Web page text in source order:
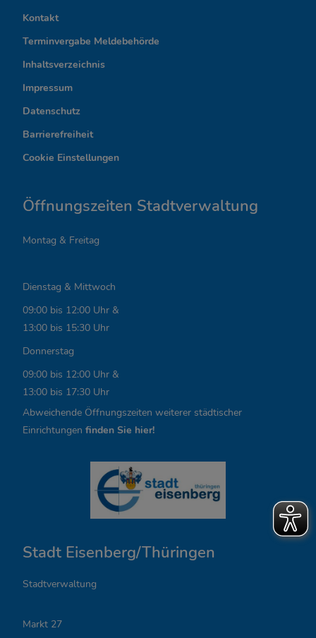
n
t
e
r
e
s
a
t
L
i
n
k
s
,
u
n
Kontakt
Terminvergabe Meldebehörde
Inhaltsverzeichnis
Impressum
Datenschutz
Barrierefreiheit
Cookie Einstellungen
Öffnungszeiten Stadtverwaltung
Montag & Freitag
Dienstag & Mittwoch
09:00 bis 12:00 Uhr &
13:00 bis 15:30 Uhr
Donnerstag
09:00 bis 12:00 Uhr &
13:00 bis 17:30 Uhr
Abweichende Öffnungszeiten weiterer städtischer
Einrichtungen finden Sie hier!
Stadt Eisenberg/Thüringen
Stadtverwaltung
Markt 27